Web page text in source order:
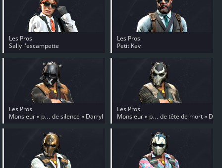
Les Pros
Sally l'escampette
Les Pros
Petit Kev
Les Pros
Monsieur « p… de silence » Darryl
Les Pros
Monsieur « p… de tête de mort » Darryl